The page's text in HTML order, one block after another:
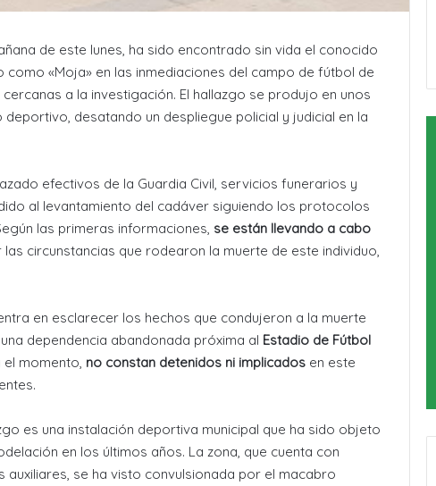
de este lunes, ha sido encontrado sin vida el conocido
«Moja» en las inmediaciones del campo de fútbol de
a la investigación. El hallazgo se produjo en unos
desatando un despliegue policial y judicial en la
efectivos de la Guardia Civil, servicios funerarios y
al levantamiento del cadáver siguiendo los protocolos
las primeras informaciones, se están llevando a cabo
circunstancias que rodearon la muerte de este individuo,
en esclarecer los hechos que condujeron a la muerte
dependencia abandonada próxima al Estadio de Fútbol
el momento, no constan detenidos ni implicados en este
es una instalación deportiva municipal que ha sido objeto
en los últimos años. La zona, que cuenta con
se ha visto convulsionada por el macabro